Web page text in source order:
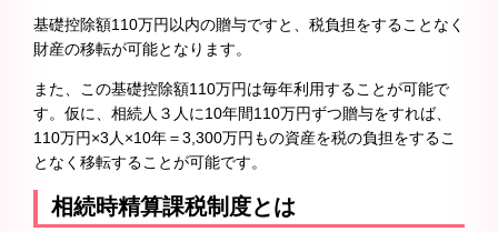
基礎控除額110万円以内の贈与ですと、税負担をすることなく
財産の移転が可能となります。
また、この基礎控除額110万円は毎年利用することが可能で
す。仮に、相続人３人に10年間110万円ずつ贈与をすれば、
110万円×3人×10年＝3,300万円もの資産を税の負担をするこ
となく移転することが可能です。
相続時精算課税制度とは